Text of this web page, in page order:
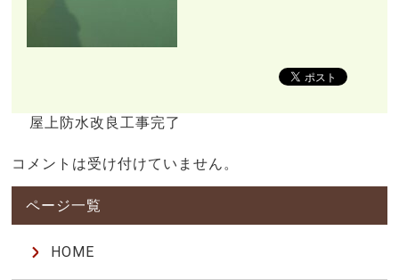
屋上防水改良工事完了
コメントは受け付けていません。
HOME